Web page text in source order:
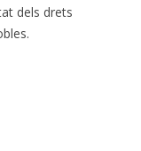
dels drets